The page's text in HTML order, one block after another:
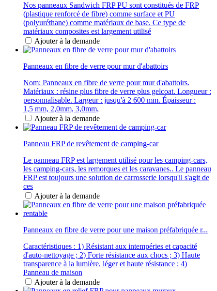
Nos panneaux Sandwich FRP PU sont constitués de FRP
(plastique renforcé de fibre) comme surface et PU
(polyuréthane) comme matériaux de base. Ce type de
matériaux composites est largement utilisé
Ajouter à la demande
Panneaux en fibre de verre pour mur d'abattoirs
Nom: Panneaux en fibre de verre pour mur d'abattoirs.
Matériaux : résine plus fibre de verre plus gelcoat. Longueur :
personnalisable. Largeur : jusqu'à 2 600 mm. Épaisseur :
1,5 mm, 2,0mm, 3,0mm,
Ajouter à la demande
Panneau FRP de revêtement de camping-car
Le panneau FRP est largement utilisé pour les camping-cars,
les camping-cars, les remorques et les caravanes.. Le panneau
FRP est toujours une solution de carrosserie lorsqu'il s'agit de
ces
Ajouter à la demande
Panneaux en fibre de verre pour une maison préfabriquée r...
Caractéristiques : 1) Résistant aux intempéries et capacité
d'auto-nettoyage ; 2) Forte résistance aux chocs ; 3) Haute
transparence à la lumière, léger et haute résistance ; 4)
Panneau de maison
Ajouter à la demande